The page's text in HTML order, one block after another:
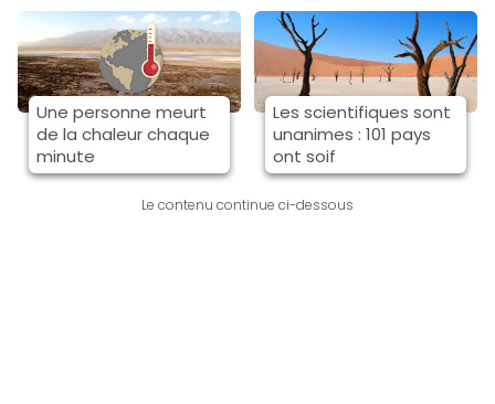
Une personne meurt
de la chaleur chaque
minute
Les scientifiques sont
unanimes : 101 pays
ont soif
Le contenu continue ci-dessous